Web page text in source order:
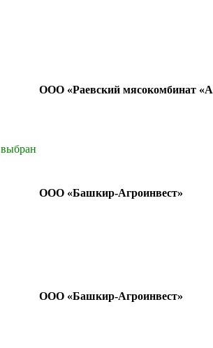
ООО «Раевский мясокомбинат
ООО «Башкир-Агроинвест»
ООО «Башкир-Агроинвест»